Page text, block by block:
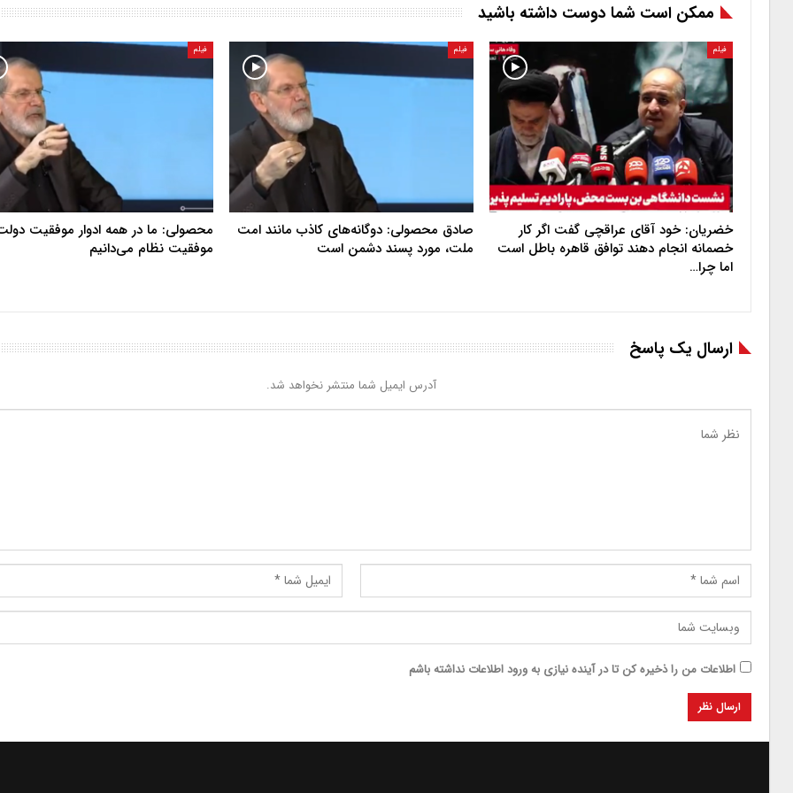
ممکن است شما دوست داشته باشید
فیلم
خضریان: خود آقای عراقچی گفت اگر کار
خصمانه انجام دهند توافق قاهره باطل است
اما چرا…
فیلم
صادق محصولی: دوگانه‌های کاذب مانند امت
ملت، مورد پسند دشمن است
فیلم
محصولی: ما در همه ادوار موفقیت
موفقیت نظام می‌دانیم
ارسال یک پاسخ
آدرس ایمیل شما منتشر نخواهد شد.
اطلاعات من را ذخیره کن تا در آینده نیازی به ورود اطلاعات نداشته باشم